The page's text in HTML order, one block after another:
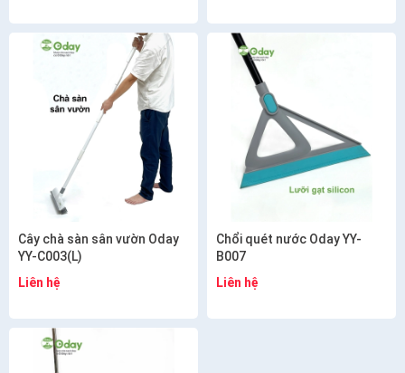
Cây chà sàn sân vườn Oday
YY-C003(L)
Liên hệ
Chổi quét nước Oday YY-
B007
Liên hệ